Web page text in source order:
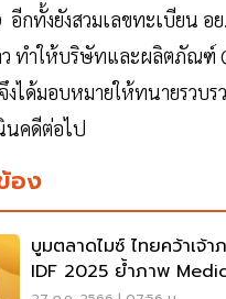
อีกทั้งยังสวมเลขทะเบียน อ
ว ทำให้บริษัทและผลิตภัณฑ์
งได้มอบหมายให้ทนายรวบร
นคดีต่อไป
อง
บูมตลาดไมซ์ ไทยคว้าเจ้า
IDF 2025 ย้ำภาพ